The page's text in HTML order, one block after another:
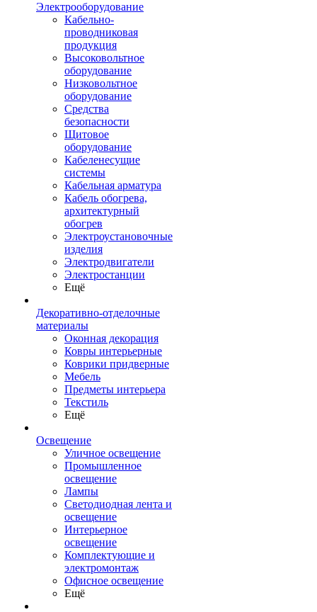
Электрооборудование
Кабельно-
проводниковая
продукция
Высоковольтное
оборудование
Низковольтное
оборудование
Средства
безопасности
Щитовое
оборудование
Кабеленесущие
системы
Кабельная арматура
Кабель обогрева,
архитектурный
обогрев
Электроустановочные
изделия
Электродвигатели
Электростанции
Ещё
Декоративно-отделочные
материалы
Оконная декорация
Ковры интерьерные
Коврики придверные
Мебель
Предметы интерьера
Текстиль
Ещё
Освещение
Уличное освещение
Промышленное
освещение
Лампы
Светодиодная лента и
освещение
Интерьерное
освещение
Комплектующие и
электромонтаж
Офисное освещение
Ещё